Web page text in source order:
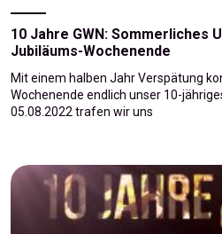
10 Jahre GWN: Sommerliches
Jubiläums-Wochenende
Mit einem halben Jahr Verspätung
Wochenende endlich unser 10-
05.08.2022 trafen wir uns